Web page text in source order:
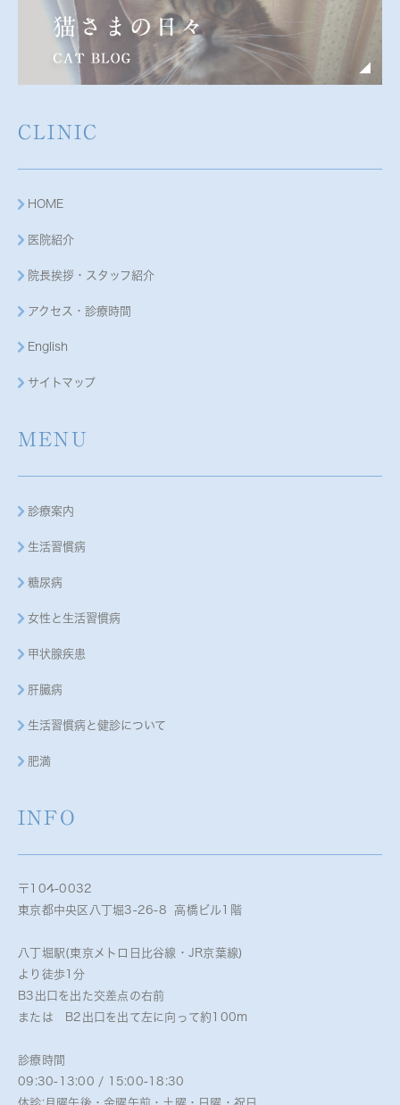
CLINIC
HOME
医院紹介
院長挨拶・スタッフ紹介
アクセス・診療時間
English
サイトマップ
MENU
診療案内
生活習慣病
糖尿病
女性と生活習慣病
甲状腺疾患
肝臓病
生活習慣病と健診について
肥満
INFO
〒104-0032
東京都中央区八丁堀3-26-8 高橋ビル1階
八丁堀駅(東京メトロ日比谷線・JR京葉線)
より徒歩1分
B3出口を出た交差点の右前
または B2出口を出て左に向って約100m
診療時間
09:30-13:00 / 15:00-18:30